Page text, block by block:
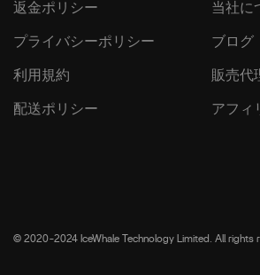
返金ポリシー
プライバシーポリシー
利用規約
配送ポリシー
当社に
ブログ
販売代
アフィ
© 2020-2024 IceWhale Technology Limited. All rights